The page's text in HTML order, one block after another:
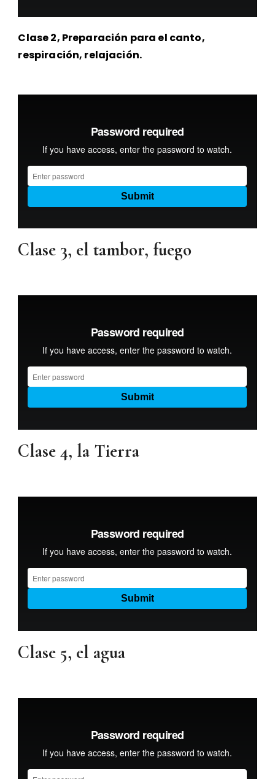
Clase 2, Preparación para el canto,
respiración, relajación.
Clase 3, el tambor, fuego
Clase 4, la Tierra
Clase 5, el agua